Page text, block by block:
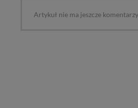
Artykuł nie ma jeszcze